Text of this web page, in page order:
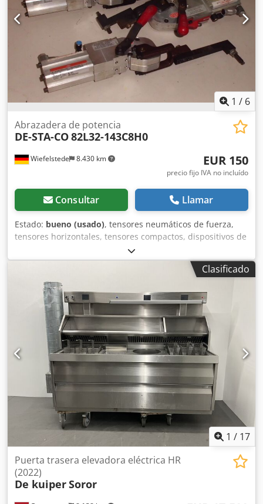
1 / 6
Wiefelstede 8.430 km
Abrazadera de potencia
DE-STA-CO82L32-143C8H0
EUR 150
precio fijo IVA no incluído
Consultar Llamar
Estado: bueno (usado), tensores neumáticos de fuerza,
tensores horizontales, tensores compactos, dispositivos de
sujeción, tensores neumáticos de fuerza Crodpfx Anob A H
E Ievof -Tipo: 82L32-143C8H0 -Cantidad: 4 unidades
disponibles -Precio: por unidad -Peso: 2,1 kg/unidadClasificado
1 / 17
Puerta trasera elevadora eléctrica HR
(2022)
De kuiperSoror